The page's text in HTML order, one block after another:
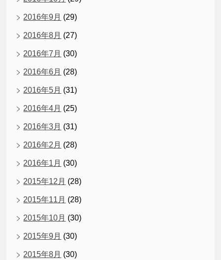
2016年9月 (29)
2016年8月 (27)
2016年7月 (30)
2016年6月 (28)
2016年5月 (31)
2016年4月 (25)
2016年3月 (31)
2016年2月 (28)
2016年1月 (30)
2015年12月 (28)
2015年11月 (28)
2015年10月 (30)
2015年9月 (30)
2015年8月 (30)